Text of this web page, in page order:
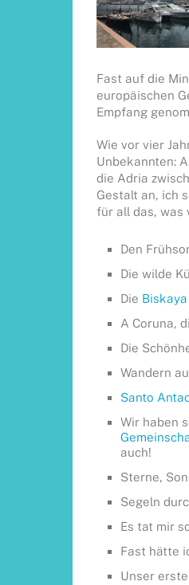
Fast auf die
europäischen
Empfang
Wie vor vier
Unbekannten:
die Adria
Gestalt an, ich
für all das, was
Den
Die wilde
Die Biskaya
A Coruna,
Die
Wandern
Santo
Wir haben
auch!
Sterne,
Segeln
Es tat mir
Fast hätte
Unser